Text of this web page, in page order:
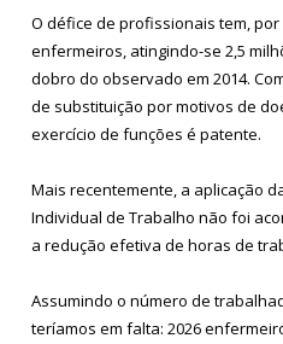
O défice de profissionais tem,
enfermeiros, atingindo-se 2,5
dobro do observado em 2014.
de substituição por motivos de
exercício de funções é patente.
Mais recentemente, a aplicação
Individual de Trabalho não foi
a redução efetiva de horas de
Assumindo o número de
teríamos em falta: 2026